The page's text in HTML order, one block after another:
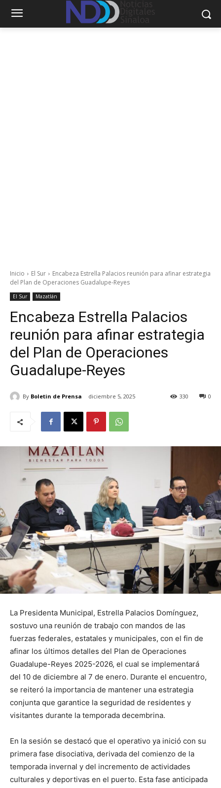
Inicio El Sur
Encabeza Estrella Palacios reunión para afinar estrategia
del Plan de Operaciones Guadalupe-Reyes
El Sur Mazatlán
Encabeza Estrella Palacios
reunión para afinar estrategia
del Plan de Operaciones
Guadalupe-Reyes
By Boletin de Prensa diciembre 5, 2025 0
330
La Presidenta Municipal, Estrella Palacios Domínguez,
sostuvo una reunión de trabajo con mandos de las
fuerzas federales, estatales y municipales, con el fin de
afinar los últimos detalles del Plan de Operaciones
Guadalupe-Reyes 2025-2026, el cual se implementará
del 10 de diciembre al 7 de enero. Durante el encuentro,
se reiteró la importancia de mantener una estrategia
conjunta que garantice la seguridad de residentes y
visitantes durante la temporada decembrina.
En la sesión se destacó que el operativo ya inició con su
primera fase disociativa, derivada del comienzo de la
temporada invernal y del incremento de actividades
culturales y deportivas en el puerto. Esta fase anticipada